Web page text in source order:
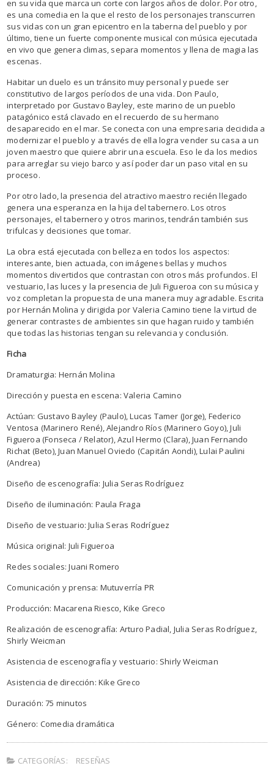
en su vida que marca un corte con largos años de dolor. Por otro,
es una comedia en la que el resto de los personajes transcurren
sus vidas con un gran epicentro en la taberna del pueblo y por
último, tiene un fuerte componente musical con música ejecutada
en vivo que genera climas, separa momentos y llena de magia las
escenas.
Habitar un duelo es un tránsito muy personal y puede ser
constitutivo de largos períodos de una vida. Don Paulo,
interpretado por Gustavo Bayley, este marino de un pueblo
patagónico está clavado en el recuerdo de su hermano
desaparecido en el mar. Se conecta con una empresaria decidida a
modernizar el pueblo y a través de ella logra vender su casa a un
joven maestro que quiere abrir una escuela. Eso le da los medios
para arreglar su viejo barco y así poder dar un paso vital en su
proceso.
Por otro lado, la presencia del atractivo maestro recién llegado
genera una esperanza en la hija del tabernero. Los otros
personajes, el tabernero y otros marinos, tendrán también sus
trifulcas y decisiones que tomar.
La obra está ejecutada con belleza en todos los aspectos:
interesante, bien actuada, con imágenes bellas y muchos
momentos divertidos que contrastan con otros más profundos. El
vestuario, las luces y la presencia de Juli Figueroa con su música y
voz completan la propuesta de una manera muy agradable. Escrita
por Hernán Molina y dirigida por Valeria Camino tiene la virtud de
generar contrastes de ambientes sin que hagan ruido y también
que todas las historias tengan su relevancia y conclusión.
Ficha
Dramaturgia: Hernán Molina
Dirección y puesta en escena: Valeria Camino
Actúan: Gustavo Bayley (Paulo), Lucas Tamer (Jorge), Federico
Ventosa (Marinero René), Alejandro Ríos (Marinero Goyo), Juli
Figueroa (Fonseca / Relator), Azul Hermo (Clara), Juan Fernando
Richat (Beto), Juan Manuel Oviedo (Capitán Aondi), Lulai Paulini
(Andrea)
Diseño de escenografía: Julia Seras Rodríguez
Diseño de iluminación: Paula Fraga
Diseño de vestuario: Julia Seras Rodríguez
Música original: Juli Figueroa
Redes sociales: Juani Romero
Comunicación y prensa: Mutuverría PR
Producción: Macarena Riesco, Kike Greco
Realización de escenografía: Arturo Padial, Julia Seras Rodríguez,
Shirly Weicman
Asistencia de escenografía y vestuario: Shirly Weicman
Asistencia de dirección: Kike Greco
Duración: 75 minutos
Género: Comedia dramática
CATEGORÍAS: RESEÑAS